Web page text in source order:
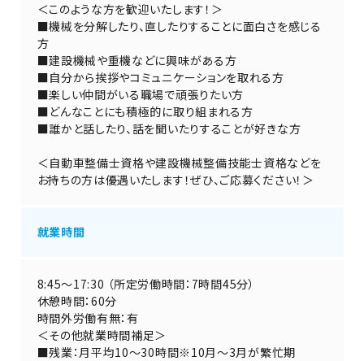
＜このような方を歓迎いたします！＞
■機械を分解したり、直したりすることに面白さを感じる
方
■建設機械や重機などに興味がある方
■自分から挨拶やコミュニケーションを取れる方
■楽しい仲間がいる職場で頑張りたい方
■どんなことにも積極的に取り組まれる方
■誰かと話したり、話を聞いたりすることが好きな方
＜自動車整備士資格や建設機械整備技能士資格などを
お持ちの方は優遇いたします！ぜひ、ご応募ください！＞
就業時間
8:45～17:30 （所定労働時間：7時間45分）
休憩時間：60分
時間外労働有無：有
＜その他就業時間補足＞
■残業：月平均10～30時間※10月～3月が繁忙期